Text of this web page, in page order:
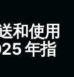
和使用
年指